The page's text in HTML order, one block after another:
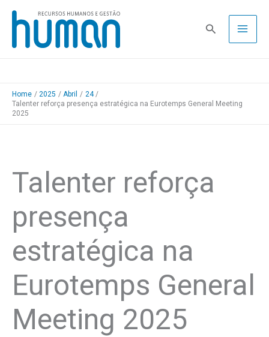
Skip
content
Pesquisa
Home 2025 Abril
24
Talenter reforça presença estratégica na Eurotemps General Meeting
2025
Talenter reforça
presença
estratégica na
Eurotemps General
Meeting 2025